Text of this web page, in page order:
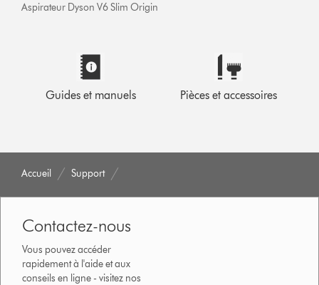
Aspirateur Dyson V6 Slim Origin
Guides et manuels Pièces et accessoires
Accueil Support
Contactez-nous
Vous pouvez accéder
rapidement à l'aide et aux
conseils en ligne - visitez nos